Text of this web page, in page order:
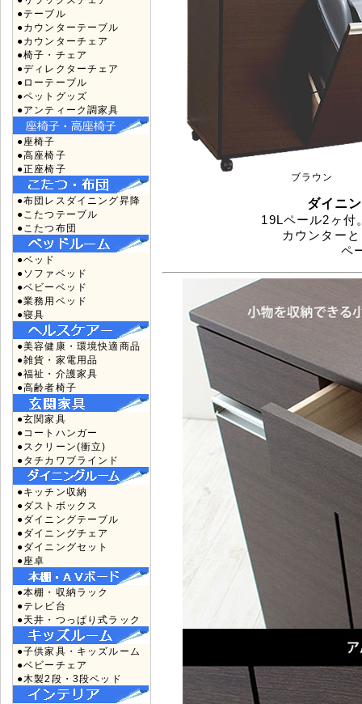
●テーブル
●カウンターテーブル
●カウンターチェア
●椅子・チェア
●ディレクターチェア
●ローテーブル
●ペットグッズ
●アンティーク調家具
●座椅子
●高座椅子
●正座椅子
●布団レスダイニング昇降
●こたつテーブル
●こたつ布団
●ベッド
●ソファベッド
●ベビーベッド
●業務用ベッド
●寝具
●美容健康・環境快適商品
●雑貨・家電用品
●福祉・介護家具
●高齢者椅子
●玄関家具
●コートハンガー
●スクリーン(衝立)
●タチカワブラインド
●キッチン収納
●ダストボックス
●ダイニングテーブル
●ダイニングチェア
●ダイニングセット
●座卓
●本棚・収納ラック
●テレビ台
●天井・つっぱり式ラック
●子供家具・キッズルーム
●ベビーチェア
●木製2段・3段ベッド
ブラウン
ダイニ
19Lペール2ヶ
カウンター
ペ